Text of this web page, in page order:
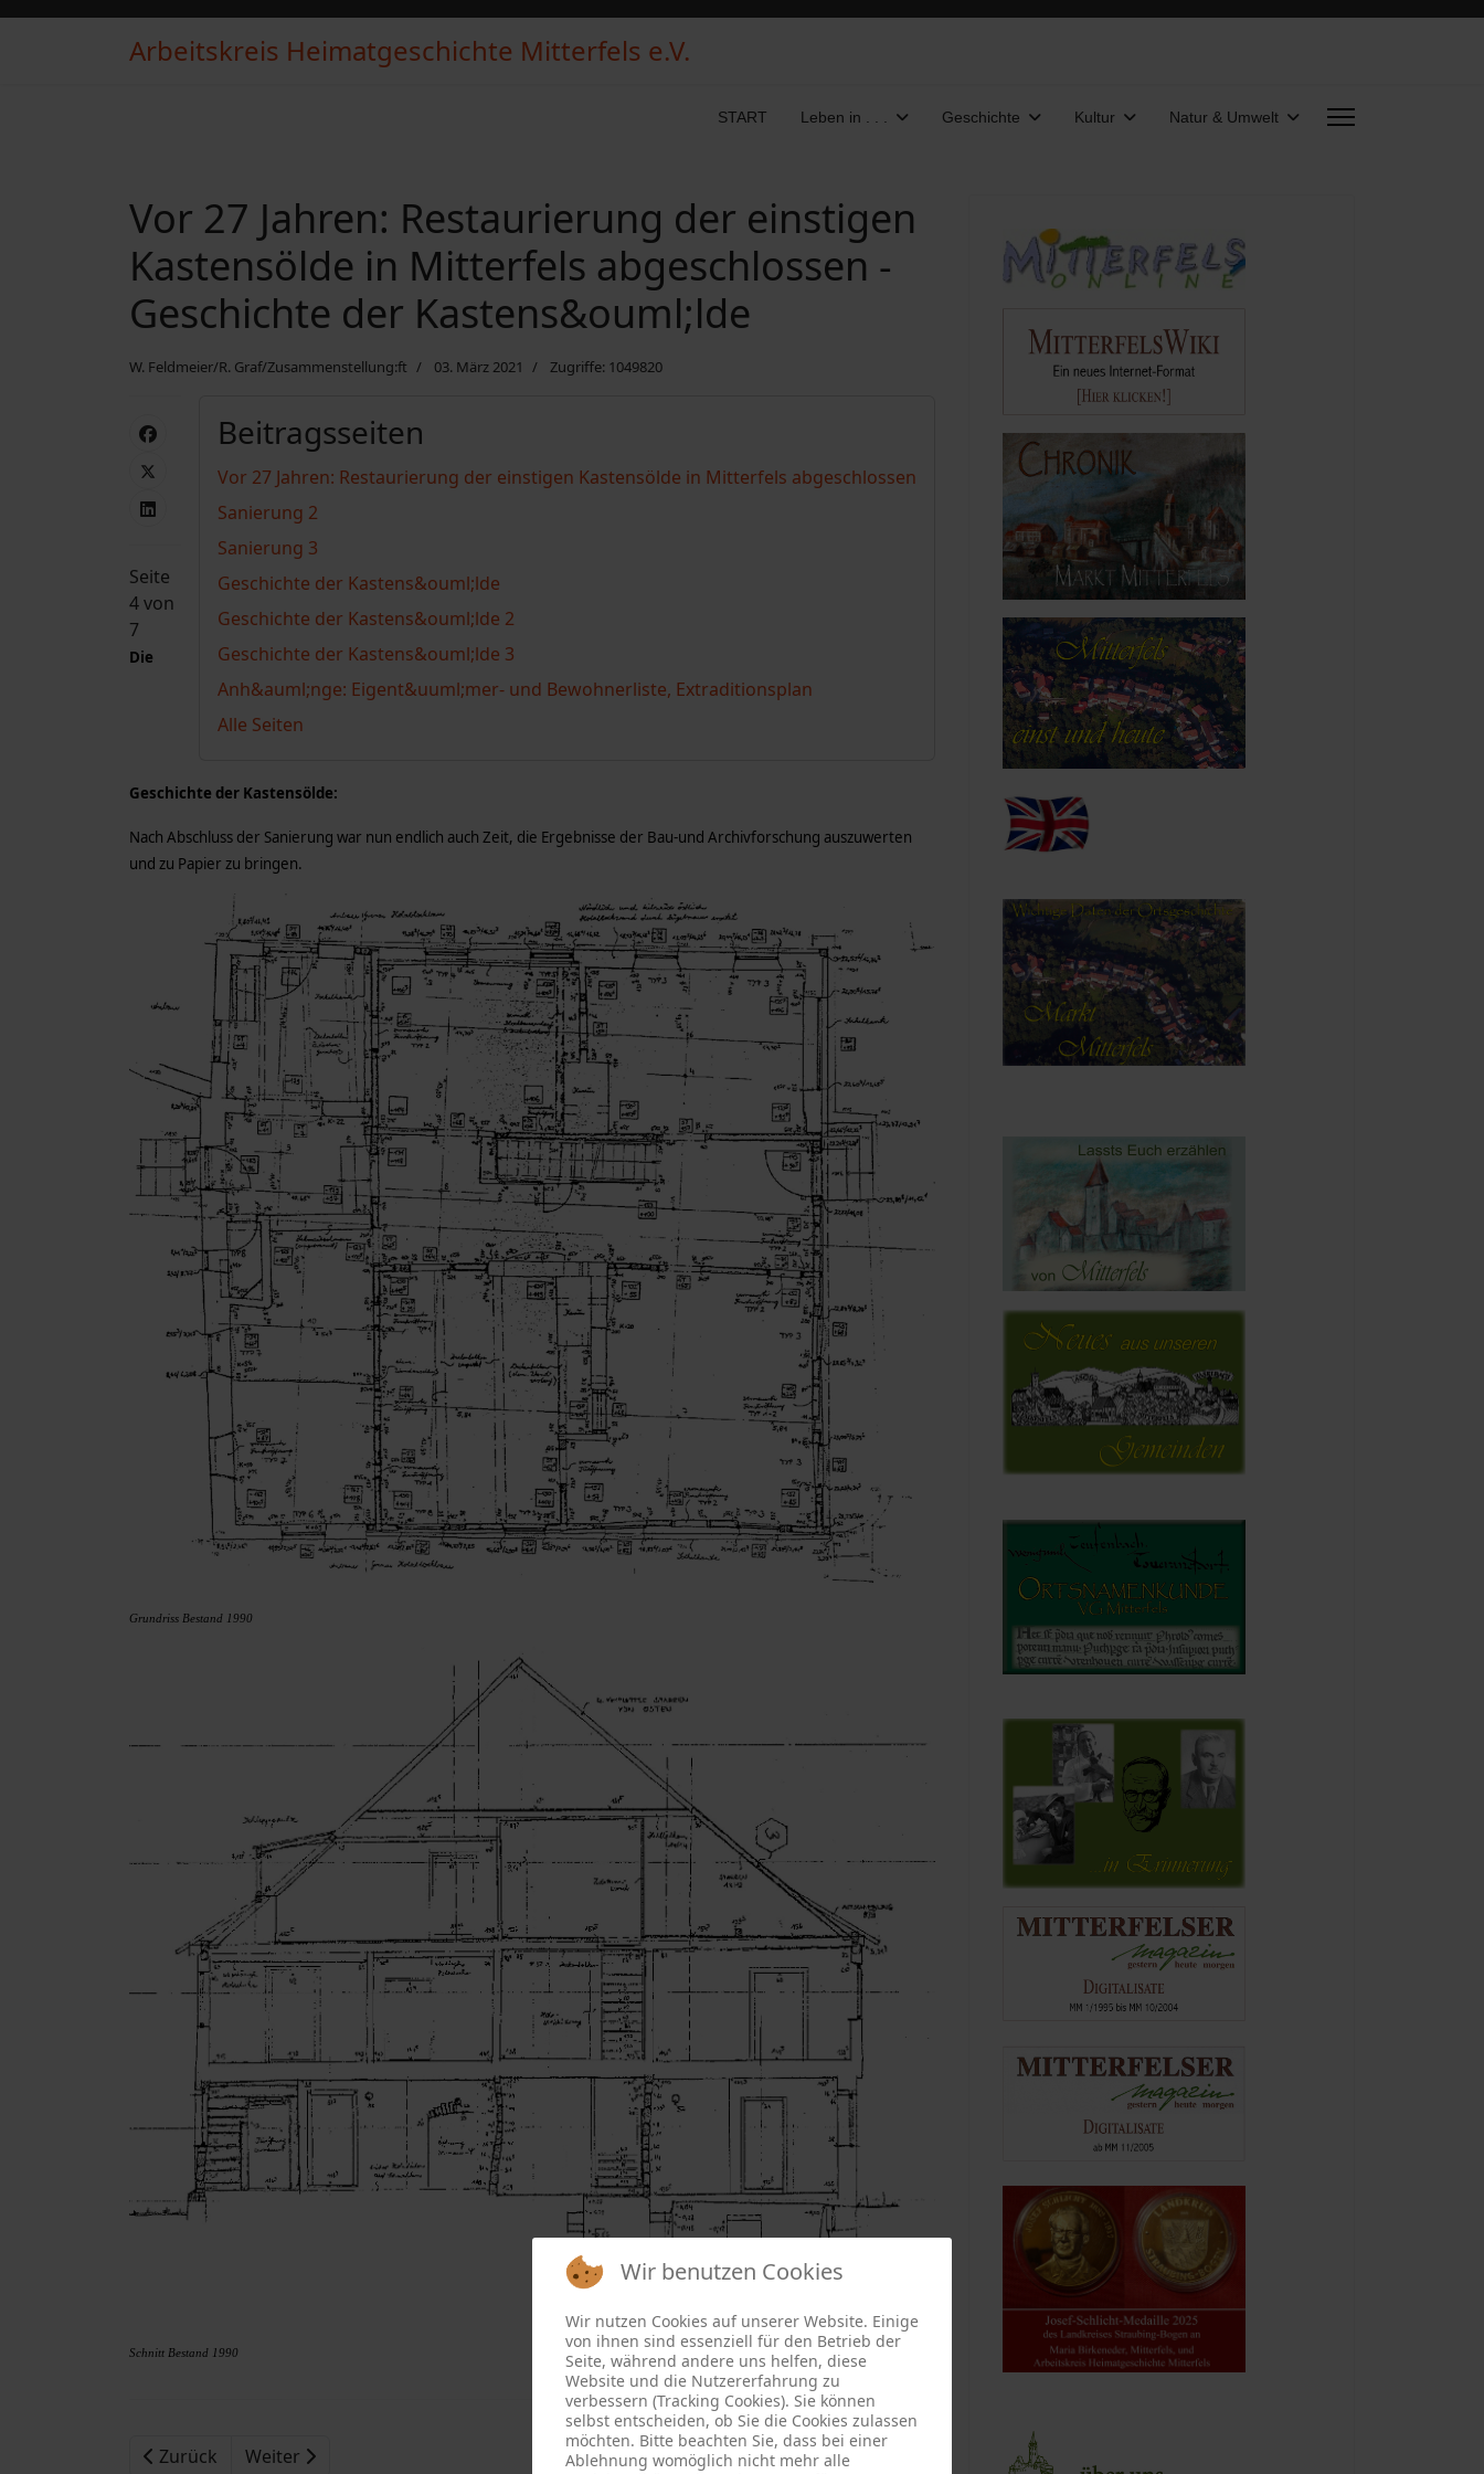
Arbeitskreis Heimatgeschichte Mitterfels e.V.
START Leben in . . . Geschichte Kultur Natur & Umwelt
Vor 27 Jahren: Restaurierung der einstigen
Kastensölde in Mitterfels abgeschlossen -
Geschichte der Kastens&ouml;lde
W. Feldmeier/R. Graf/Zusammenstellung:ft 03. März 2021 Zugriffe: 1049820
Beitragsseiten
Vor 27 Jahren: Restaurierung der einstigen Kastensölde in Mitterfels abgeschlossen
Sanierung 2
Sanierung 3
Geschichte der Kastens&ouml;lde
Geschichte der Kastens&ouml;lde 2
Geschichte der Kastens&ouml;lde 3
Anh&auml;nge: Eigent&uuml;mer- und Bewohnerliste, Extraditionsplan
Alle Seiten
Seite
4 von
7
Die
Geschichte der Kastensölde:
Nach Abschluss der Sanierung war nun endlich auch Zeit, die Ergebnisse der Bau-und Archivforschung auszuwerten
und zu Papier zu bringen.
Grundriss Bestand 1990
Schnitt Bestand 1990
Zurück Weiter
Wir benutzen Cookies
Wir nutzen Cookies auf unserer Website. Einige
von ihnen sind essenziell für den Betrieb der
Seite, während andere uns helfen, diese
Website und die Nutzererfahrung zu
verbessern (Tracking Cookies). Sie können
selbst entscheiden, ob Sie die Cookies zulassen
möchten. Bitte beachten Sie, dass bei einer
Ablehnung womöglich nicht mehr alle